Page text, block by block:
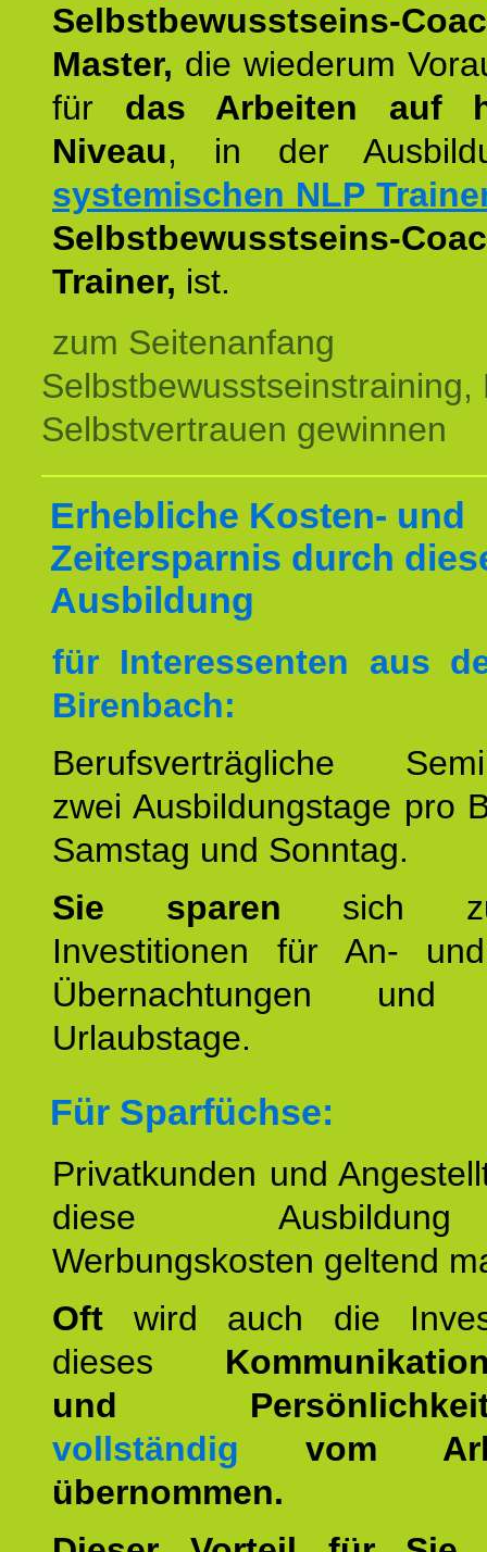
Selbstbewusstseins-
Master, die wiederum
für das Arbeiten auf
Niveau, in der
systemischen NLP
Selbstbewusstseins-
Trainer, ist.
zum Seitenanfang
Selbstbewusstseinstraining,
Selbstvertrauen gewinnen
Erhebliche Kosten- und
Zeitersparnis durch
Ausbildung
für Interessenten aus
Birenbach:
Berufsverträgliche
zwei Ausbildungstage pro
Samstag und Sonntag.
Sie sparen sich
Investitionen für An-
Übernachtungen und
Urlaubstage.
Für Sparfüchse:
Privatkunden und
diese
Werbungskosten geltend
Oft wird auch die
dieses
und
vollständig vom
übernommen.